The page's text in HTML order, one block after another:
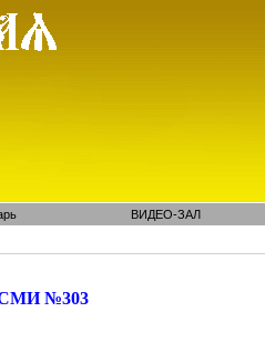
ВИДЕО-ЗАЛ
СМИ №303